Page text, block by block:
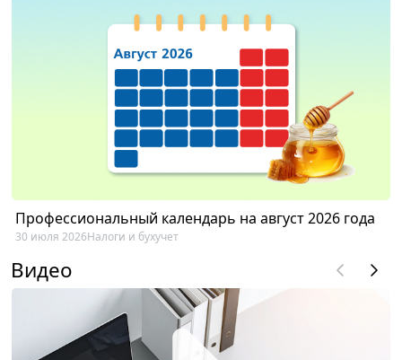
Профессиональный календарь на август 2026 года
30 июля 2026Налоги и бухучет
Видео